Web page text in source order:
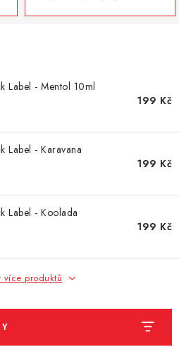
či vrátit zboží
místa
Label - Mentol 10ml
199 Kč
Label - Karavana
199 Kč
Label - Koolada
199 Kč
více produktů